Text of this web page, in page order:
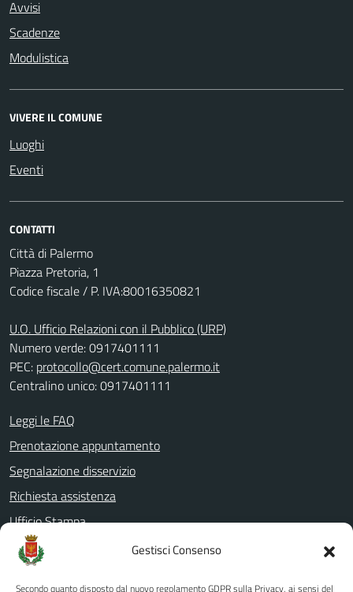
Gestisci Consenso
Secondo quanto disposto dal nuovo regolamento GDPR sulla Privacy, ai sensi del
Avvisi
Scadenze
Modulistica
VIVERE IL COMUNE
Luoghi
Eventi
CONTATTI
Città di Palermo
Piazza Pretoria, 1
Codice fiscale / P. IVA:80016350821
U.O. Ufficio Relazioni con il Pubblico (URP)
Numero verde: 0917401111
PEC: protocollo@cert.comune.palermo.it
Centralino unico: 0917401111
Leggi le FAQ
Prenotazione appuntamento
Segnalazione disservizio
Richiesta assistenza
Ufficio Stampa
Amministrazione Trasparente
Albo pretorio